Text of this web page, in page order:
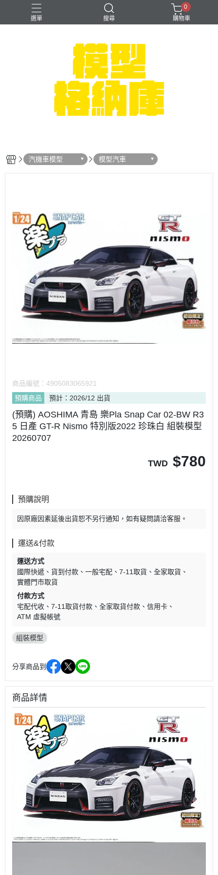
選單 搜尋
可以色色
崩壞：星穹鐵道
0
購物車
汽機車模型 模型汽車
商品編號： 4905083065921
預購商品
預計：2026/12 出貨
(預購) AOSHIMA 青島 樂Pla Snap Car 02-BW R3
5 日產 GT-R Nismo 特別版2022 珍珠白 組裝模型
20260707
TWD $780
預購說明
因原廠因素延後出貨恕不另行通知，如有疑問請洽客服。
運送&付款
運送方式
國際快遞
貨到付款 一般宅配 7-11取貨
全家取貨
實體門市取貨
付款方式
宅配代收
7-11取貨付款 全家取貨付款
信用卡
ATM 虛擬帳號
組裝模型
分享商品到
商品詳情